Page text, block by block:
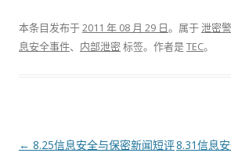
本条目发布于2011 年 08 月 29 日。属于泄密
息安全事件、 内部泄密标签。 作者是TEC。
文章导航
← 8.25信息安全与保密新闻短评8.31信息